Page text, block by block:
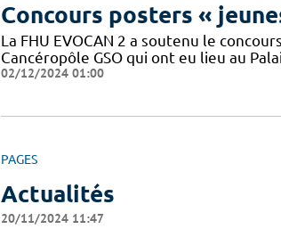
Concours posters «
La FHU EVOCAN 2 a soutenu le
Cancéropôle GSO qui ont eu lieu au
02/12/2024 01:00
PAGES
Actualités
20/11/2024 11:47